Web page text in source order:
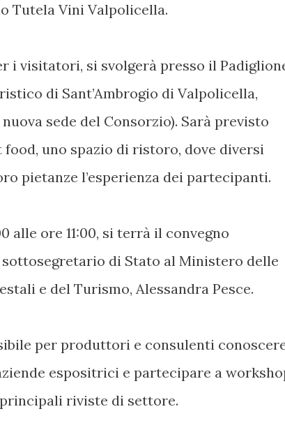
Tutela Vini Valpolicella.
i visitatori, si svolgerà presso il
di Sant’Ambrogio di Valpolicella,
sede del Consorzio). Sarà previsto
uno spazio di ristoro, dove diversi
pietanze l’esperienza dei partecipanti.
alle ore 11:00, si terrà il convegno
di Stato al Ministero delle
e del Turismo, Alessandra Pesce.
per produttori e consulenti
espositrici e partecipare a
riviste di settore.